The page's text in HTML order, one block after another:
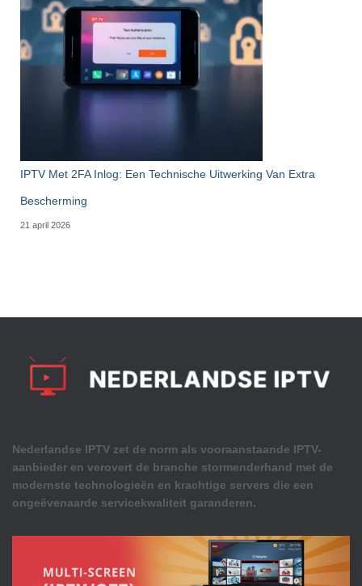
IPTV Met 2FA Inlog: Een Technische Uitwerking Van Extra
Bescherming
21 april 2026
Nederlandse IPTV zet de norm als vooraanstaande IPTV-
aanbieder en verovert de branche stormenderhand met de
modernste technologieën en krachtige servers die een
ongeëvenaarde servicekwaliteit garanderen.